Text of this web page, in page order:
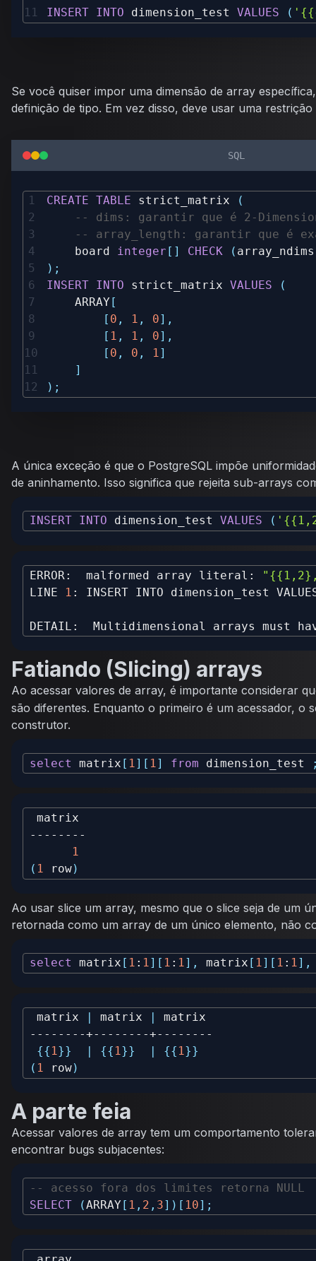
INSERT INTO dimension_test VALUES (
Se você quiser impor uma dimensão de array
definição de tipo. Em vez disso, deve usar uma restrição
SQL
CREATE TABLE strict_matrix
(
-- dims: garantir que é 2-
-- array_length: garantir que é
    board
integer [ ] CHECK ( array_ndims
) ;
INSERT INTO strict_matrix VALUES
(
    ARRAY
[
[ 0 , 1 , 0] ,
[ 1 , 1 , 0] ,
[ 0 , 0 , 1]
]
) ;
A única exceção é que o PostgreSQL impõe
de aninhamento. Isso significa que rejeita sub-arrays
INSERT INTO dimension_test VALUES (
ERROR:  malformed array literal:
LINE
1 : INSERT INTO dimension_test
Fatiando (Slicing) arrays
Ao acessar valores de array, é importante considerar
são diferentes. Enquanto o primeiro é um acessador, o
construtor.
select matrix [ 1] [ 1] from dimension_test
1
( 1 row)
Ao usar slice um array, mesmo que o slice seja de um
retornada como um array de um único elemento, não
select matrix [ 1 : 1] [ 1 : 1] , matrix [ 1] [ 1 : 1] ,
matrix matrix
{{ 1}} {{ 1}} {{ 1}}
( 1 row)
A parte feia
Acessar valores de array tem um comportamento
encontrar bugs subjacentes:
-- acesso fora dos limites retorna NULL
SELECT
(ARRAY [ 1 , 2 , 3] ) [ 10] ;